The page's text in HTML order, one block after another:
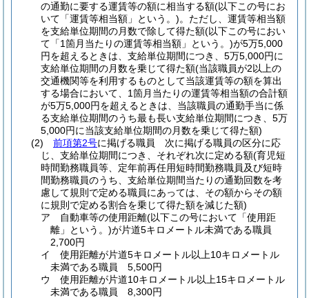
の通勤に要する運賃等の額に相当する額(以下この号にお
いて「運賃等相当額」という。)。 ただし、運賃等相当額
を支給単位期間の月数で除して得た額(以下この号におい
て「1箇月当たりの運賃等相当額」という。)が5万5,000
円を超えるときは、支給単位期間につき、5万5,000円に
支給単位期間の月数を乗じて得た額(当該職員が2以上の
交通機関等を利用するものとして当該運賃等の額を算出
する場合において、1箇月当たりの運賃等相当額の合計額
が5万5,000円を超えるときは、当該職員の通勤手当に係
る支給単位期間のうち最も長い支給単位期間につき、5万
5,000円に当該支給単位期間の月数を乗じて得た額)
(2)
前項第2号に掲げる職員 次に掲げる職員の区分に応
じ、支給単位期間につき、それぞれ次に定める額(育児短
時間勤務職員等、定年前再任用短時間勤務職員及び短時
間勤務職員のうち、支給単位期間当たりの通勤回数を考
慮して規則で定める職員にあっては、その額からその額
に規則で定める割合を乗じて得た額を減じた額)
ア
自動車等の使用距離(以下この号において「使用距
離」という。)が片道5キロメートル未満である職員
2,700円
イ
使用距離が片道5キロメートル以上10キロメートル
未満である職員 5,500円
ウ
使用距離が片道10キロメートル以上15キロメートル
未満である職員 8,300円